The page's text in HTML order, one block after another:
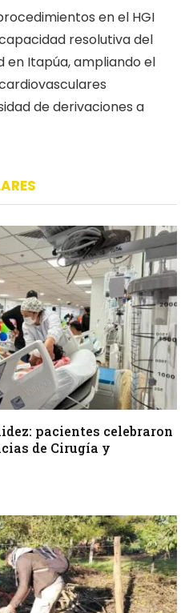
en el HGI
resolutiva del
en Itapúa, ampliando el
de derivaciones a
pacientes celebraron
de Cirugía y